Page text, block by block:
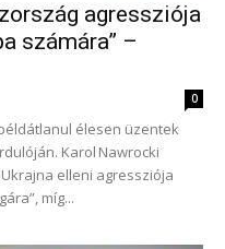
agressziója
számára” –
0
élesen üzentek
Karol Nawrocki
elleni agressziója
míg...